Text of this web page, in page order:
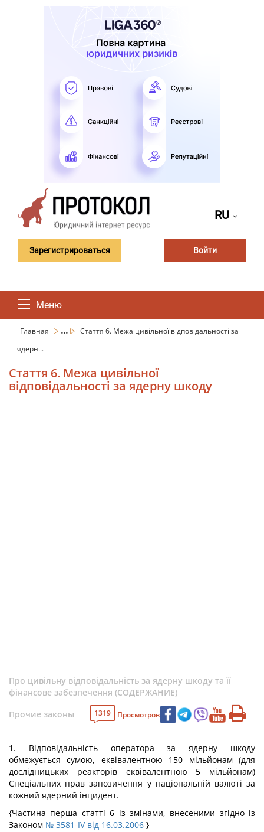
RU
Зарегистрироваться Войти
Меню
Главная ...
Стаття 6. Межа цивільної відповідальності за
ядерн...
Стаття 6. Межа цивільної
відповідальності за ядерну шкоду
Про цивільну відповідальність за ядерну шкоду та її
фінансове забезпечення (СОДЕРЖАНИЕ)
Прочие законы
1319 Просмотров
1. Відповідальність оператора за ядерну шкоду
обмежується сумою, еквівалентною 150 мільйонам (для
дослідницьких реакторів еквівалентною 5 мільйонам)
Спеціальних прав запозичення у національній валюті за
кожний ядерний інцидент.
{Частина перша статті 6 із змінами, внесеними згідно із
Законом № 3581-IV від 16.03.2006 }